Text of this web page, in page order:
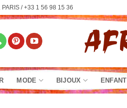
/ +33 1 56 98 15 36
MODE BIJOUX ENFANT